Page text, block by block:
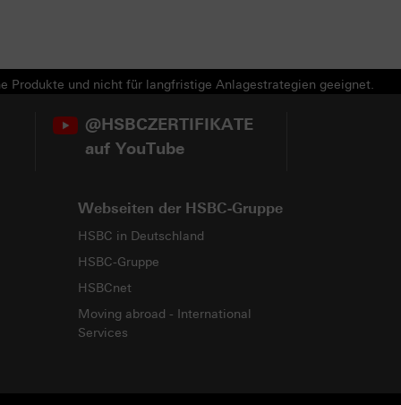
Produkte und nicht für langfristige Anlagestrategien geeignet.
@HSBCZERTIFIKATE
auf YouTube
Webseiten der HSBC-Gruppe
HSBC in Deutschland
HSBC-Gruppe
HSBCnet
Moving abroad - International
Services